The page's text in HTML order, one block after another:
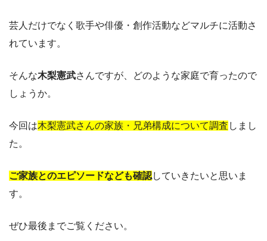
芸人だけでなく歌手や俳優・創作活動などマルチに活動さ
れています。
そんな木梨憲武さんですが、どのような家庭で育ったので
しょうか。
今回は木梨憲武さんの家族・兄弟構成について調査 しまし
た。
ご家族とのエピソードなども確認していきたいと思いま
す。
ぜひ最後までご覧ください。